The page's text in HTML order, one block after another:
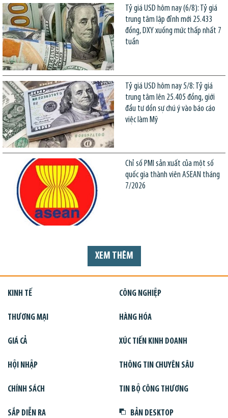
Tỷ giá USD hôm nay (6/8): Tỷ giá
trung tâm lập đỉnh mới 25.433
đồng, DXY xuống mức thấp nhất 7
tuần
Tỷ giá USD hôm nay 5/8: Tỷ giá
trung tâm lên 25.405 đồng, giới
đầu tư dồn sự chú ý vào báo cáo
việc làm Mỹ
Chỉ số PMI sản xuất của một số
quốc gia thành viên ASEAN tháng
7/2026
XEM THÊM
KINH TẾ CÔNG NGHIỆP
THƯƠNG MẠI HÀNG HÓA
GIÁ CẢ XÚC TIẾN KINH DOANH
HỘI NHẬP THÔNG TIN CHUYÊN SÂU
CHÍNH SÁCH TIN BỘ CÔNG THƯƠNG
SẮP DIỄN RA BẢN DESKTOP